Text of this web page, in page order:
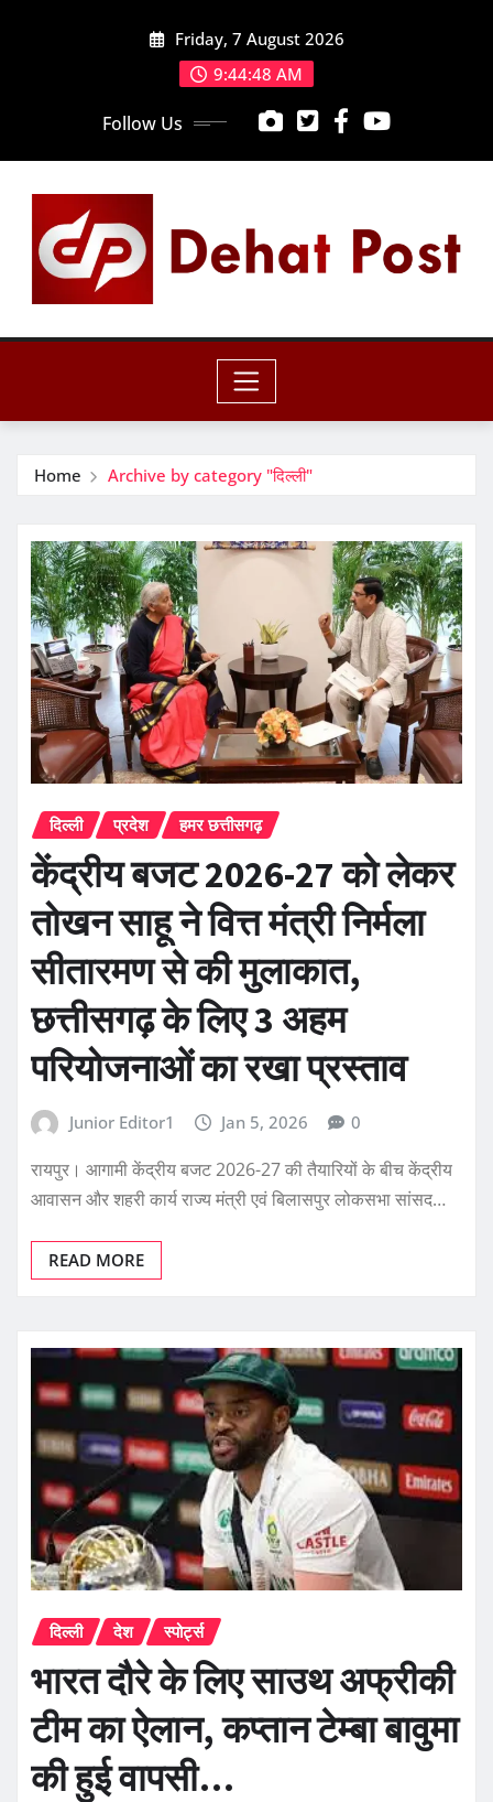
Friday, 7 August 2026
9:44:50 AM
Follow Us
Home Archive by category "दिल्ली"
दिल्ली प्रदेश हमर छत्तीसगढ़
केंद्रीय बजट 2026-27 को लेकर
तोखन साहू ने वित्त मंत्री निर्मला
सीतारमण से की मुलाकात,
छत्तीसगढ़ के लिए 3 अहम
परियोजनाओं का रखा प्रस्ताव
Junior Editor1 Jan 5, 2026 0
रायपुर। आगामी केंद्रीय बजट 2026-27 की तैयारियों के बीच केंद्रीय
आवासन और शहरी कार्य राज्य मंत्री एवं बिलासपुर लोकसभा सांसद…
READ MORE
दिल्ली देश स्पोर्ट्स
भारत दौरे के लिए साउथ अफ्रीकी
टीम का ऐलान, कप्तान टेम्बा बावुमा
की हुई वापसी…